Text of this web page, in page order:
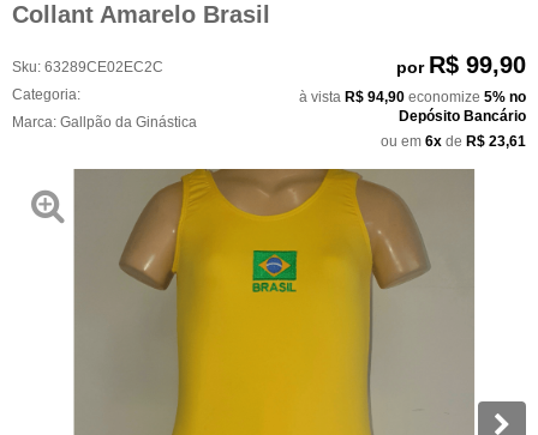
Collant Amarelo Brasil
Sku: 63289CE02EC2C
Categoria:
Marca: Gallpão da Ginástica
por R$ 99,90
à vista R$ 94,90 economize 5% no
Depósito Bancário
ou em 6x de R$ 23,61